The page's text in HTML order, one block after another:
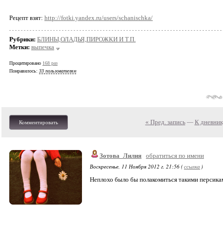
Рецепт взят: http://fotki.yandex.ru/users/schanischka/
Рубрики: БЛИНЫ,ОЛАДЬЯ,ПИРОЖКИ И Т.П.
Метки: выпечка
Процитировано 168 раз
Понравилось: 33 пользователям
Комментировать « Пред. запись— К
Зотова_Лилия обратиться по имени
Воскресенье, 11 Ноября 2012 г. 21:56 (ссылка )
Неплохо было бы полакомиться такими